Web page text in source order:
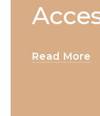
Read More